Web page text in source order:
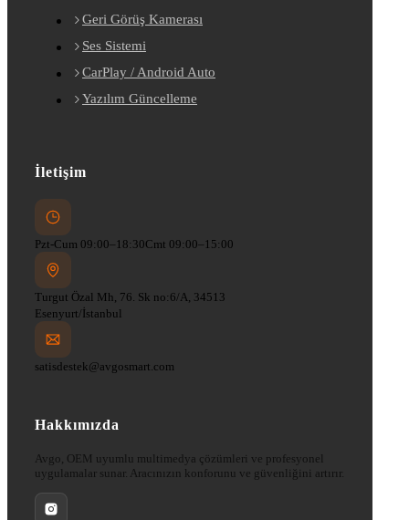
Geri Görüş Kamerası
Ses Sistemi
CarPlay / Android Auto
Yazılım Güncelleme
İletişim
Pzt-Cum 09:00–18:30Cmt 09:00–15:00
Turgut Özal Mh, 76. Sk no:6/A, 34513
Esenyurt/İstanbul
satisdestek@avgosmart.com
Hakkımızda
Avgo, OEM uyumlu multimedya çözümleri ve profesyonel
uygulamalar sunar. Aracınızın konforunu ve güvenliğini artırır.